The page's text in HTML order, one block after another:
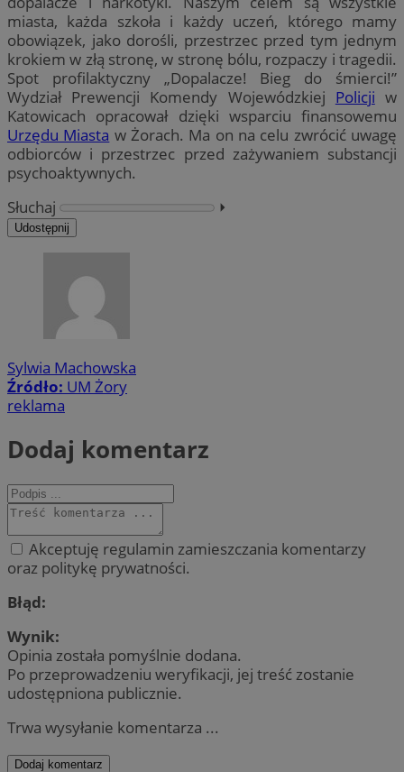
miasta, każda szkoła i każdy uczeń, którego mamy
obowiązek, jako dorośli, przestrzec przed tym jednym
krokiem w złą stronę, w stronę bólu, rozpaczy i tragedii.
Spot profilaktyczny „Dopalacze! Bieg do śmierci!”
Wydział Prewencji Komendy Wojewódzkiej Policji w
Katowicach opracował dzięki wsparciu finansowemu
Urzędu Miasta w Żorach. Ma on na celu zwrócić uwagę
odbiorców i przestrzec przed zażywaniem substancji
psychoaktywnych.
Słuchaj
⏵︎
Udostępnij
Sylwia Machowska
Źródło: UM Żory
reklama
Dodaj komentarz
Akceptuję regulamin zamieszczania komentarzy
oraz politykę prywatności.
Błąd:
Wynik:
Opinia została pomyślnie dodana.
Po przeprowadzeniu weryfikacji, jej treść zostanie
udostępniona publicznie.
Trwa wysyłanie komentarza ...
Dodaj komentarz